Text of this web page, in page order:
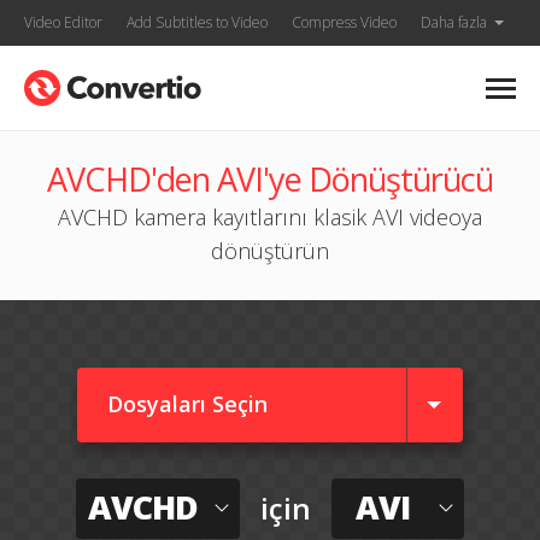
Video Editor Add Subtitles to Video Compress Video Daha fazla
AVCHD'den AVI'ye Dönüştürücü
AVCHD kamera kayıtlarını klasik AVI videoya
dönüştürün
Dosyaları Seçin
AVCHD için AVI